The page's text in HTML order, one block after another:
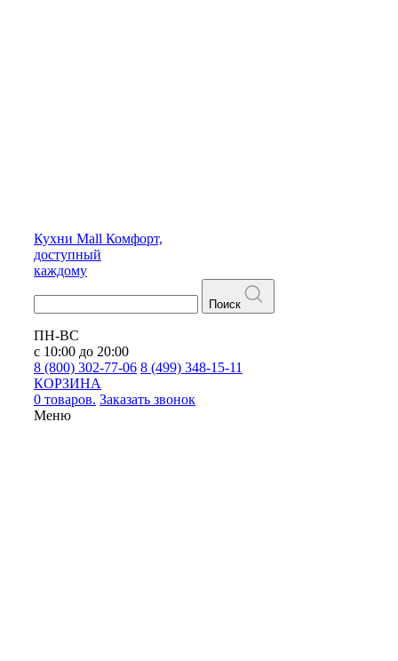
Кухни Mall Комфорт,
доступный
каждому
Поиск
ПН-ВС
с 10:00 до 20:00
8 (800) 302-77-06 8 (499) 348-15-11
КОРЗИНА
0 товаров. Заказать звонок
Меню